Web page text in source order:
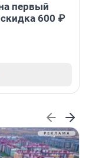
первый
600 ₽